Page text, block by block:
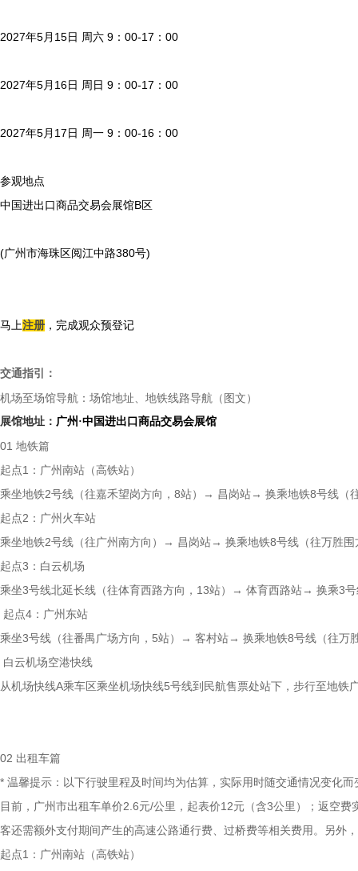
2027年5月15日 周六 9：00-17：00
2027年5月16日 周日 9：00-17：00
2027年5月17日 周一 9：00-16：00
参观地点
中国进出口商品交易会展馆B区
(广州市海珠区阅江中路380号)
马上注册 ，完成观众预登记
交通指引：
机场至场馆导航：场馆地址、地铁线路导航（图文）
展馆地址： 广州·中国进出口商品交易会展馆
01 地铁篇
起点1：广州南站（高铁站）
乘坐地铁2号线（往嘉禾望岗方向，8站）→ 昌岗站→ 换乘地铁8号线（
起点2：广州火车站
乘坐地铁2号线（往广州南方向）→ 昌岗站→ 换乘地铁8号线（往万胜
起点3：白云机场
乘坐3号线北延长线（往体育西路方向，13站）→ 体育西路站→ 换乘3
起点4：广州东站
乘坐3号线（往番禺广场方向，5站）→ 客村站→ 换乘地铁8号线（往万
白云机场空港快线
从机场快线A乘车区乘坐机场快线5号线到民航售票处站下，步行至地
02 出租车篇
* 温馨提示：以下行驶里程及时间均为估算，实际用时随交通情况变化而
目前，广州市出租车单价2.6元/公里，起表价12元（含3公里）；返空
客还需额外支付期间产生的高速公路通行费、过桥费等相关费用。另外
起点1：广州南站（高铁站）